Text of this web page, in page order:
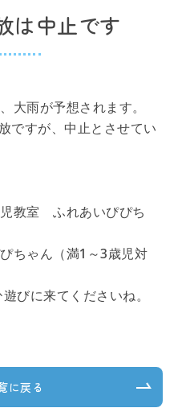
は中止です
大雨が予想されます。
ですが、中止とさせてい
教室 ふれあいぴぴち
ちゃん（満1～3歳児対
びに来てくださいね。
に戻る